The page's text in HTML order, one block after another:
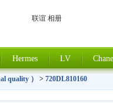
联谊 相册
Hermes LV
quality ） > 720DL810160